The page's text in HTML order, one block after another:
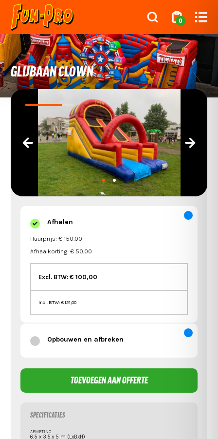
0
GLIJBAAN CLOWN
‹ ›
Afhalen
i
Huurprijs: € 150,00
Afhaalkorting: € 50,00
Excl. BTW:€ 100,00
Incl. BTW:€ 121,00
Opbouwen en afbreken
i
SPECIFICATIES
AFMETING
6,5 x 3,5 x 5 m (LxBxH)